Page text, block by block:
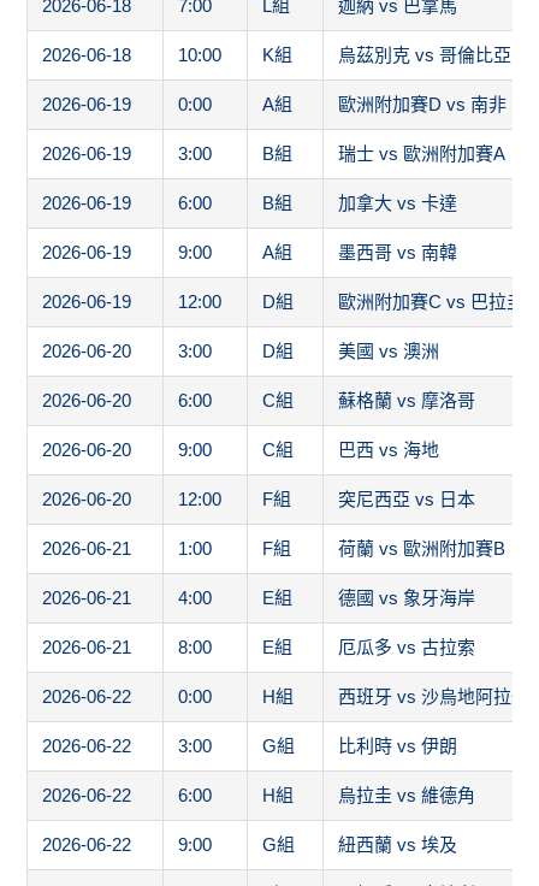
2026-06-18 7:00 L組 迦納 vs 巴拿馬
2026-06-18 10:00 K組 烏茲別克 vs 哥倫比亞
2026-06-19 0:00 A組 歐洲附加賽D vs 南非
2026-06-19 3:00 B組 瑞士 vs 歐洲附加賽A
2026-06-19 6:00 B組 加拿大 vs 卡達
2026-06-19 9:00 A組 墨西哥 vs 南韓
2026-06-19 12:00 D組 歐洲附加賽C vs 巴拉圭
2026-06-20 3:00 D組 美國 vs 澳洲
2026-06-20 6:00 C組 蘇格蘭 vs 摩洛哥
2026-06-20 9:00 C組 巴西 vs 海地
2026-06-20 12:00 F組 突尼西亞 vs 日本
2026-06-21 1:00 F組 荷蘭 vs 歐洲附加賽B
2026-06-21 4:00 E組 德國 vs 象牙海岸
2026-06-21 8:00 E組 厄瓜多 vs 古拉索
2026-06-22 0:00 H組 西班牙 vs 沙烏地阿拉伯
2026-06-22 3:00 G組 比利時 vs 伊朗
2026-06-22 6:00 H組 烏拉圭 vs 維德角
2026-06-22 9:00 G組 紐西蘭 vs 埃及